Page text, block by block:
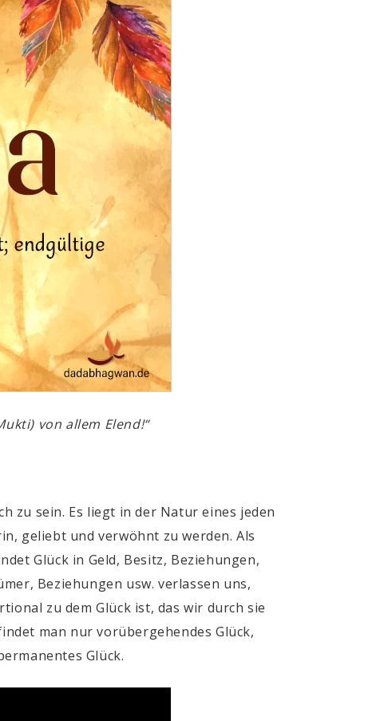
von allem Elend!“
zu sein. Es liegt in der Natur eines jeden
geliebt und verwöhnt zu werden. Als
Glück in Geld, Besitz, Beziehungen,
Beziehungen usw. verlassen uns,
zu dem Glück ist, das wir durch sie
man nur vorübergehendes Glück,
Glück.